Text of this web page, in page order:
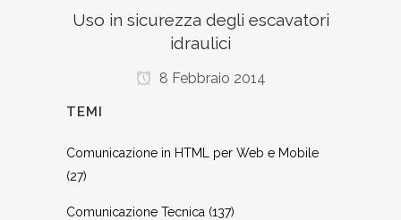
Uso in sicurezza degli escavatori
idraulici
8 Febbraio 2014
TEMI
Comunicazione in HTML per Web e Mobile
(27)
Comunicazione Tecnica (137)